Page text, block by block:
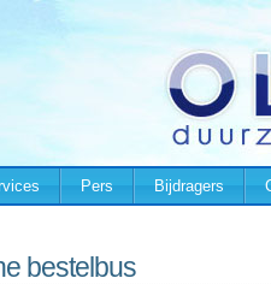
Pers Bijdragers
bestelbus